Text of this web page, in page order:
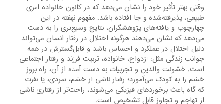
وقتی بهتر تأثیر خود را نشان می‌دهد که در کانون خانواده امری
طبیعی، پذیرفته‌شده و جا افتاده باشد. مفهوم نهفته در این
چهارچوب و یافته‌های پژوهشگران، نتایج وسیع‌تری را به ‌دست
می‌دهد که نشان می‌دهند هرگونه اختلال در رفتار انسان می‌تواند
دلیل اختلال در عملکرد و احساس باشد و قابل‌گسترش در همه‌
جوانب زندگی مثل: ازدواج، خانواده، تربیت فرزند و رفتار اجتماعی
است. خشونت والدین و تجربیات به ‌دست آمده از آن، راه بروز
خشم را به کودک می‌آموزد؛ رفتار ناشی از خشم، سردی، یا نفرت
که گاه باعث برخوردهای فیزیکی می‌شوند، راحت‌تر از رفتاری ناشی
از تهاجم و تجاوز قابل تشخیص است.